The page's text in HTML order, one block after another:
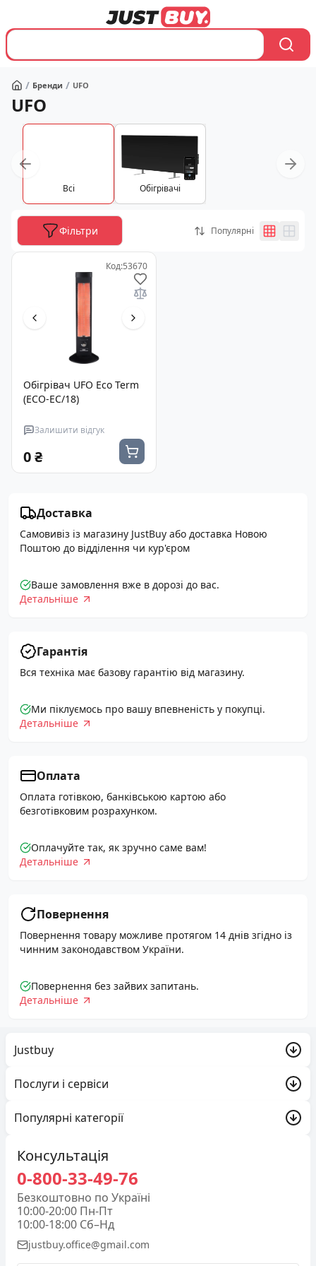
Головна
/ Бренди / UFO
UFO
Вcі Обігрівачі
Фільтри Популярні
Код:53670
Обігрівач UFO Eco Term
(ECO-EC/18)
Залишити відгук
0 ₴
Доставка
Самовивіз із магазину JustBuy або доставка Новою
Поштою до відділення чи кур'єром
Ваше замовлення вже в дорозі до вас.
Детальніше
Гарантія
Вся техніка має базову гарантію від магазину.
Ми піклуємось про вашу впевненість у покупці.
Детальніше
Оплата
Оплата готівкою, банківською картою або
безготівковим розрахунком.
Оплачуйте так, як зручно саме вам!
Детальніше
Повернення
Повернення товару можливе протягом 14 днів згідно із
чинним законодавством України.
Повернення без зайвих запитань.
Детальніше
Justbuy
Акції
Контакти
Публічний договір (оферта)
Партнерам
Політика конфеденційності
Послуги і сервіси
Trade-in
Гарантія
Популярні категорії
Ігрові консолі та геймінг
Б/У Apple
Аудіо та Hi-Fi
Cмартфони
Фото та Відео
Консультація
0-800-33-49-76
Безкоштовно по Україні
10:00-20:00 Пн-Пт
10:00-18:00 Сб–Нд
justbuy.office@gmail.com